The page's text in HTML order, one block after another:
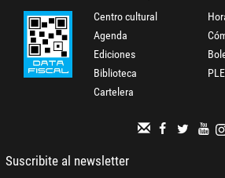
Centro cultural
Agenda
Ediciones
Biblioteca
Cartelera
Suscribite al newsletter